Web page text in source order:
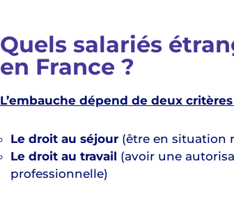
Quels salariés
en France ?
L’embauche dépend de deux
Le droit au séjour(être en situation
Le droit au travail (avoir une
professionnelle)